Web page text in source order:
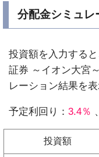
分配金シミュレ
投資額を入力する
証券 ～イオン大宮
レーション結果を表
予定利回り： 3.4％
投資額